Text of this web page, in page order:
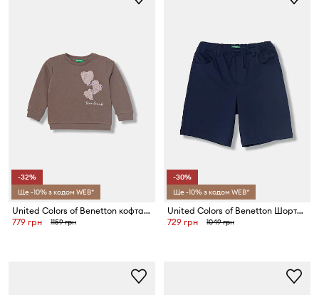
-32%
Ще -10% з кодом WEB*
United Colors of Benetton кофта дитяча бавовняна
779 грн
1159 грн
-30%
Ще -10% з кодом WEB*
United Colors of Benetton Шорти дитячі
729 грн
1049 грн